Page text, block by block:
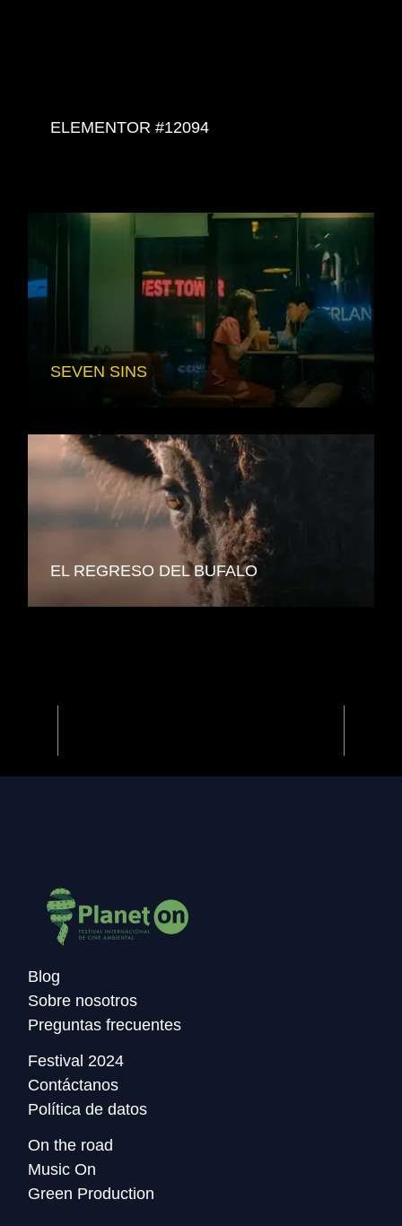
ELEMENTOR #12094
SEVEN SINS
EL REGRESO DEL BUFALO
Blog
Sobre nosotros
Preguntas frecuentes
Festival 2024
Contáctanos
Política de datos
On the road
Music On
Green Production